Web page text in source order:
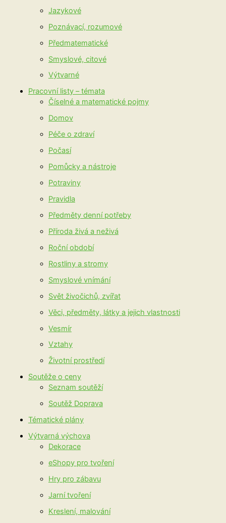
Jazykové
Poznávací, rozumové
Předmatematické
Smyslové, citové
Výtvarné
Pracovní listy – témata
Číselné a matematické pojmy
Domov
Péče o zdraví
Počasí
Pomůcky a nástroje
Potraviny
Pravidla
Předměty denní potřeby
Příroda živá a neživá
Roční období
Rostliny a stromy
Smyslové vnímání
Svět živočichů, zvířat
Věci, předměty, látky a jejich vlastnosti
Vesmír
Vztahy
Životní prostředí
Soutěže o ceny
Seznam soutěží
Soutěž Doprava
Tématické plány
Výtvarná výchova
Dekorace
eShopy pro tvoření
Hry pro zábavu
Jarní tvoření
Kreslení, malování